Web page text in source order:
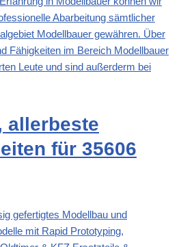
Abarbeitung sämtlicher
Modellbauer gewähren. Über
Fähigkeiten im Bereich Modellbauer
Leute und sind außerderm bei
allerbeste
für 35606
gefertigtes Modellbau und
mit Rapid Prototyping,